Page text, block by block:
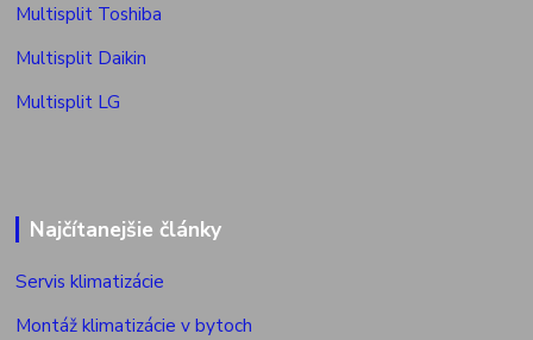
Multisplit Toshiba
Multisplit Daikin
Multisplit LG
Najčítanejšie články
Servis klimatizácie
Montáž klimatizácie v bytoch